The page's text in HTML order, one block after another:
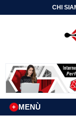
CHI
MENÙ
+